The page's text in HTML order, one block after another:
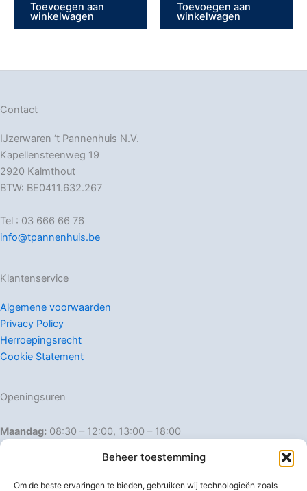
Beheer toestemming
Om de beste ervaringen te bieden, gebruiken wij technologieën zoals
Toevoegen aan
winkelwagen
Toevoegen aan
winkelwagen
Contact
IJzerwaren ‘t Pannenhuis N.V.
Kapellensteenweg 19
2920 Kalmthout
BTW: BE0411.632.267
Tel : 03 666 66 76
info@tpannenhuis.be
Klantenservice
Algemene voorwaarden
Privacy Policy
Herroepingsrecht
Cookie Statement
Openingsuren
Maandag: 08:30 – 12:00, 13:00 – 18:00
Dinsdag:
08:30 – 12:00, 13:00 – 18:00
Donderdag: 08:30 – 12:00, 13:00 – 18:00